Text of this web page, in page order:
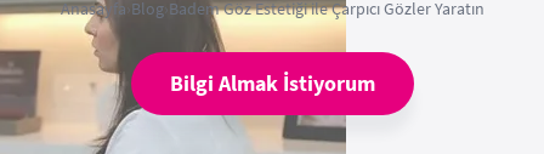
Anasayfa›Blog›Badem Göz Estetiği ile Çarpıcı Gözler Yaratın
Bilgi Almak İstiyorum